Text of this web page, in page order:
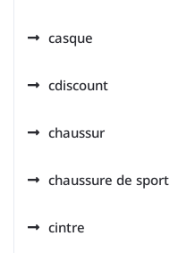
casque
cdiscount
chaussur
chaussure de sport
cintre